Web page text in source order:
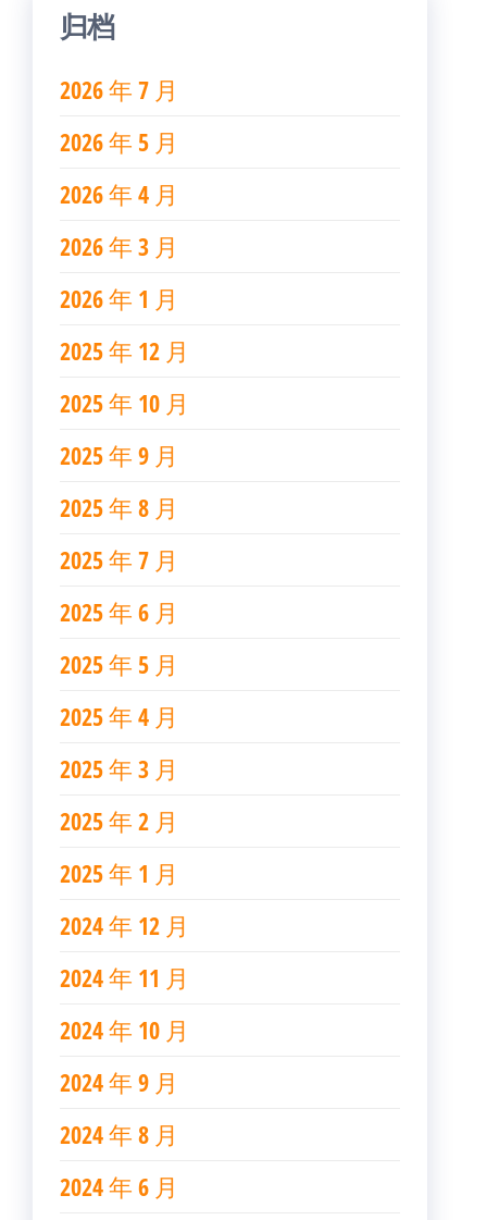
归档
2026 年 7 月
2026 年 5 月
2026 年 4 月
2026 年 3 月
2026 年 1 月
2025 年 12 月
2025 年 10 月
2025 年 9 月
2025 年 8 月
2025 年 7 月
2025 年 6 月
2025 年 5 月
2025 年 4 月
2025 年 3 月
2025 年 2 月
2025 年 1 月
2024 年 12 月
2024 年 11 月
2024 年 10 月
2024 年 9 月
2024 年 8 月
2024 年 6 月